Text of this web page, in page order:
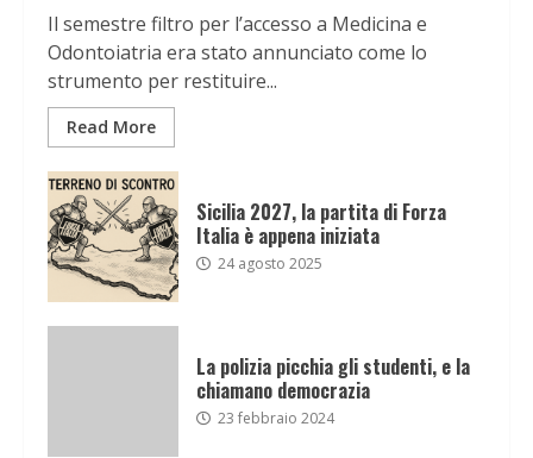
Il semestre filtro per l’accesso a Medicina e
Odontoiatria era stato annunciato come lo
strumento per restituire...
Read More
Sicilia 2027, la partita di Forza
Italia è appena iniziata
24 agosto 2025
La polizia picchia gli studenti, e la
chiamano democrazia
23 febbraio 2024